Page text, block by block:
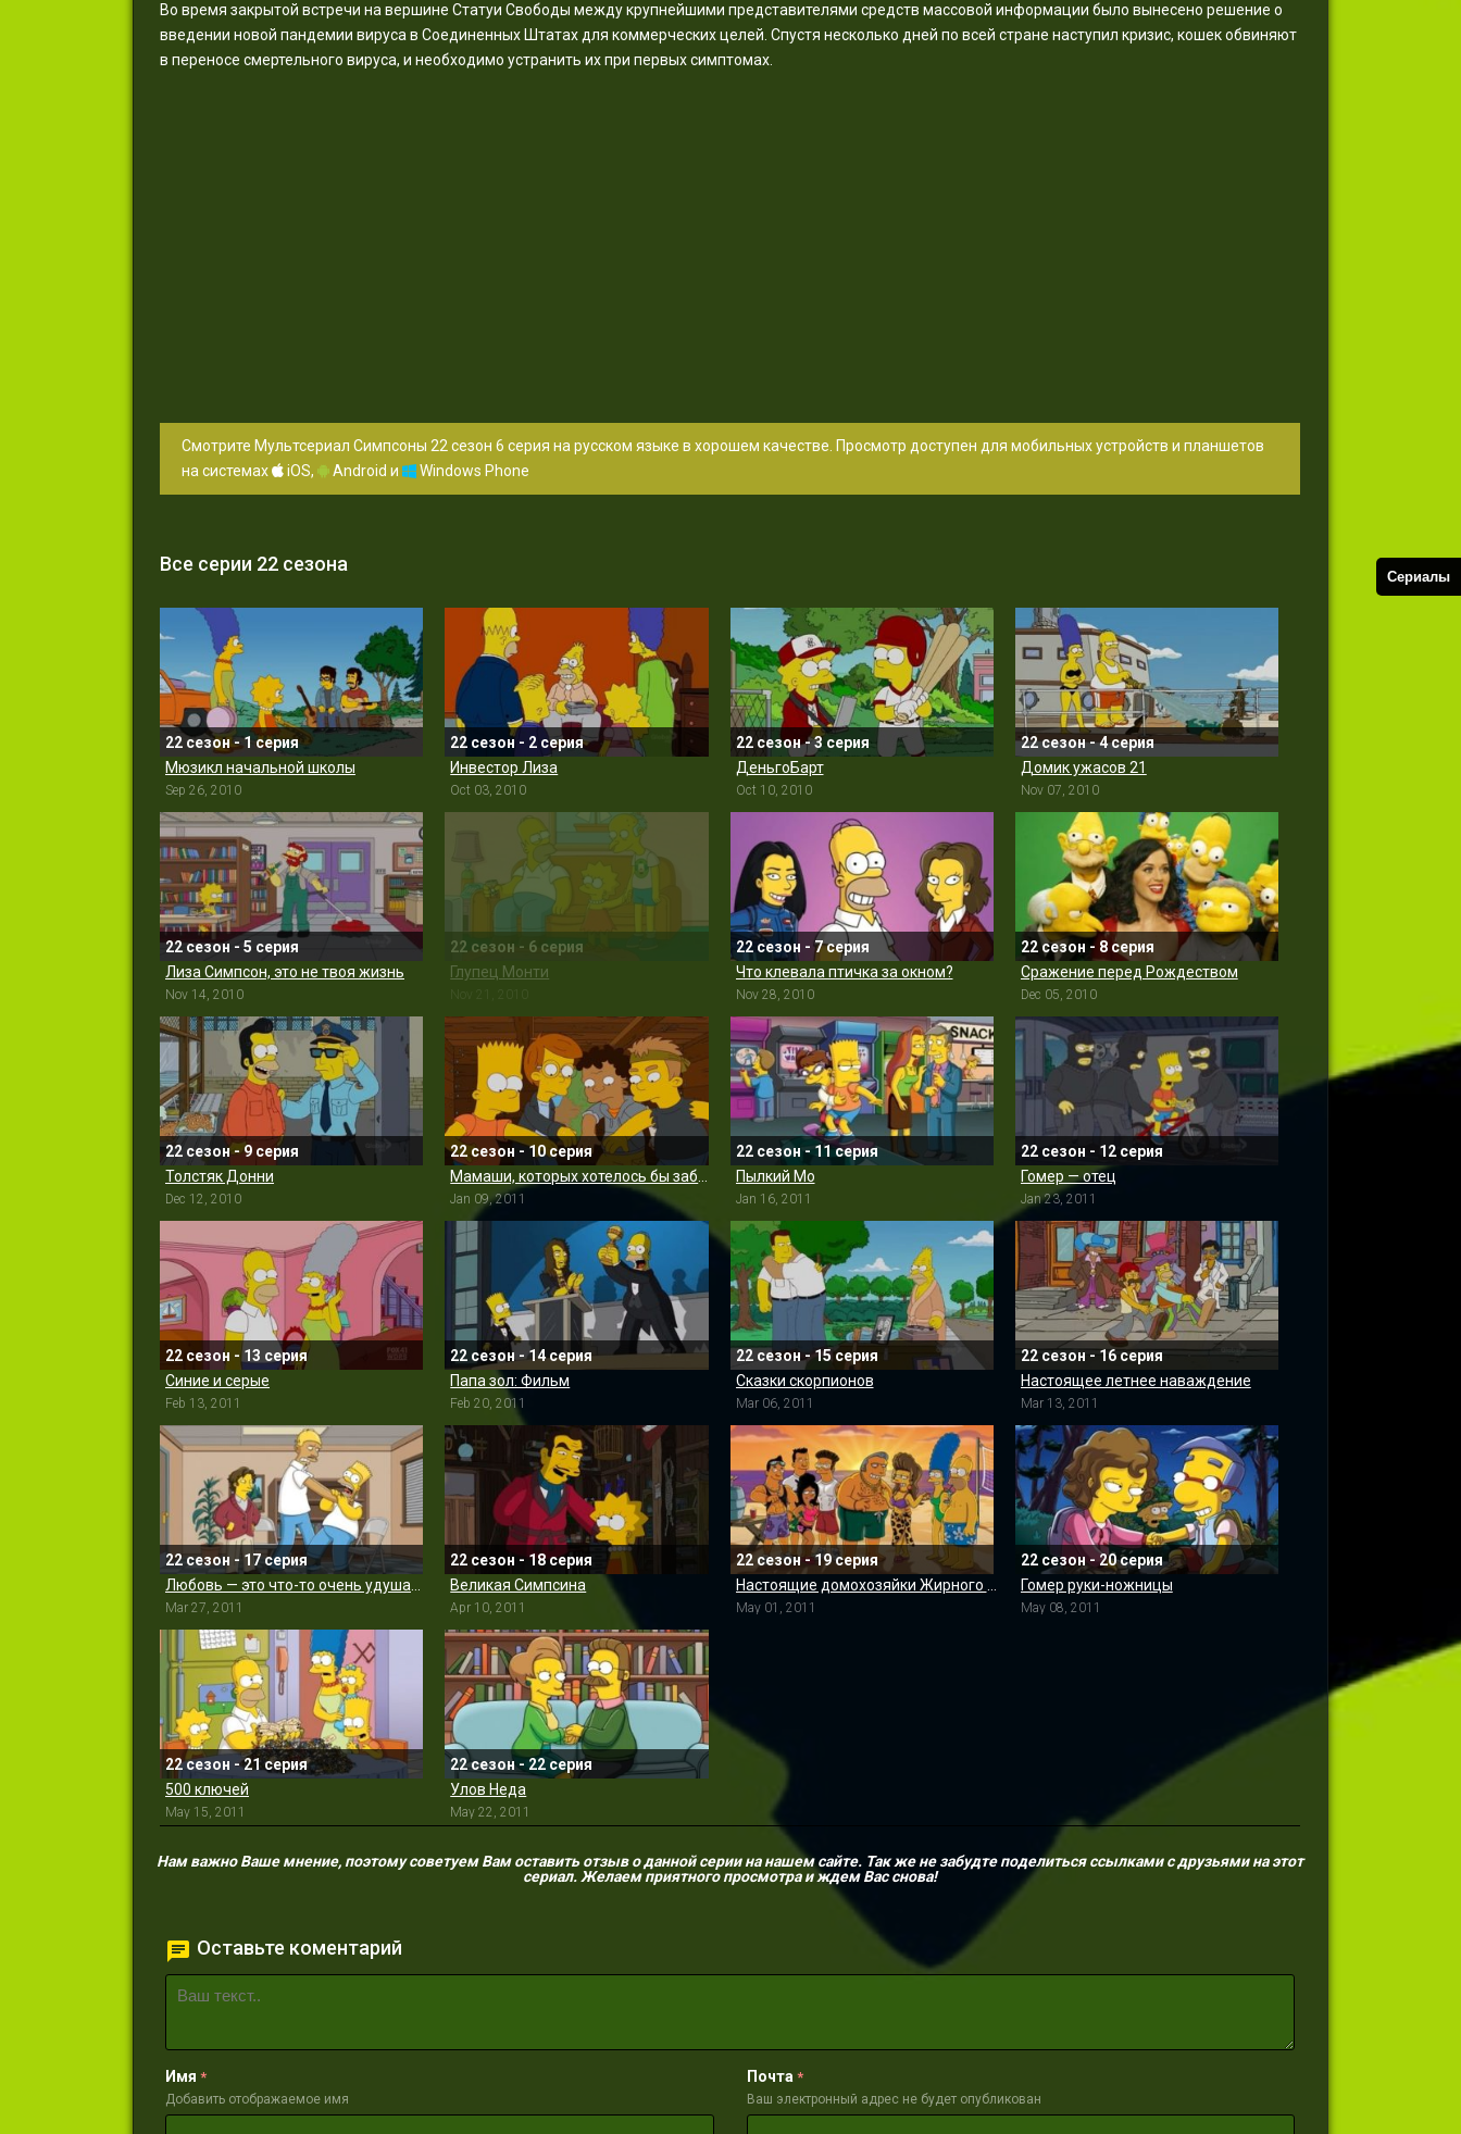
Во время закрытой встречи на вершине Статуи Свободы между крупнейшими представителями средств массовой информации было вынесено решение о
введении новой пандемии вируса в Соединенных Штатах для коммерческих целей. Спустя несколько дней по всей стране наступил кризис, кошек обвиняют
в переносе смертельного вируса, и необходимо устранить их при первых симптомах.
Смотрите Мультсериал Симпсоны 22 сезон 6 серия на русском языке в хорошем качестве. Просмотр доступен для мобильных устройств и планшетов
на системах
iOS, Android и Windows Phone
Все серии 22 сезона
22 сезон - 1 серия
Мюзикл начальной школы
Sep 26, 2010
22 сезон - 2 серия
Инвестор Лиза
Oct 03, 2010
22 сезон - 3 серия
ДеньгоБарт
Oct 10, 2010
22 сезон - 4 серия
Домик ужасов 21
Nov 07, 2010
22 сезон - 5 серия
Лиза Симпсон, это не твоя жизнь
Nov 14, 2010
22 сезон - 6 серия
Глупец Монти
22 сезон - 7 серия
Что клевала птичка за окном?
Nov 28, 2010
22 сезон - 8 серия
Сражение перед Рождеством
Dec 05, 2010
22 сезон - 9 серия
Толстяк Донни
Dec 12, 2010
22 сезон - 10 серия
Jan 09, 2011
22 сезон - 11 серия
Пылкий Мо
Jan 16, 2011
22 сезон - 12 серия
Гомер — отец
Jan 23, 2011
22 сезон - 13 серия
Синие и серые
Feb 13, 2011
22 сезон - 14 серия
Папа зол: Фильм
Feb 20, 2011
22 сезон - 15 серия
Сказки скорпионов
Mar 06, 2011
22 сезон - 16 серия
Настоящее летнее наваждение
Mar 13, 2011
22 сезон - 17 серия
Mar 27, 2011
22 сезон - 18 серия
Великая Симпсина
Apr 10, 2011
22 сезон - 19 серия
May 01, 2011
22 сезон - 20 серия
Гомер руки-ножницы
May 08, 2011
22 сезон - 21 серия
500 ключей
May 15, 2011
22 сезон - 22 серия
Улов Неда
May 22, 2011
Нам важно Ваше мнение, поэтому советуем Вам оставить отзыв о данной серии на нашем сайте. Так же не забудте поделиться ссылками с друзьями на этот
сериал. Желаем приятного просмотра и ждем Вас снова!
Оставьте коментарий
Имя *
Добавить отображаемое имя
Почта *
Ваш электронный адрес не будет опубликован
Сериалы